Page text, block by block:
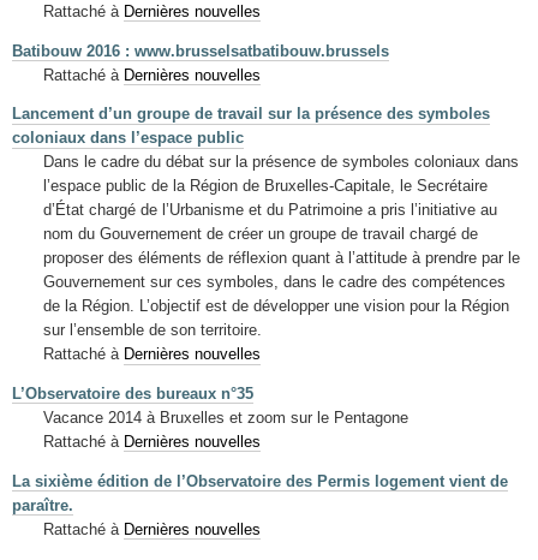
Rattaché à Dernières nouvelles
Batibouw 2016 : www.brusselsatbatibouw.brussels
Rattaché à Dernières nouvelles
Lancement d’un groupe de travail sur la présence des symboles
coloniaux dans l’espace public
Dans le cadre du débat sur la présence de symboles coloniaux dans
l’espace public de la Région de Bruxelles-Capitale, le Secrétaire
d’État chargé de l’Urbanisme et du Patrimoine a pris l’initiative au
nom du Gouvernement de créer un groupe de travail chargé de
proposer des éléments de réflexion quant à l’attitude à prendre par le
Gouvernement sur ces symboles, dans le cadre des compétences
de la Région. L’objectif est de développer une vision pour la Région
sur l’ensemble de son territoire.
Rattaché à Dernières nouvelles
L’Observatoire des bureaux n°35
Vacance 2014 à Bruxelles et zoom sur le Pentagone
Rattaché à Dernières nouvelles
La sixième édition de l’Observatoire des Permis logement vient de
paraître.
Rattaché à Dernières nouvelles